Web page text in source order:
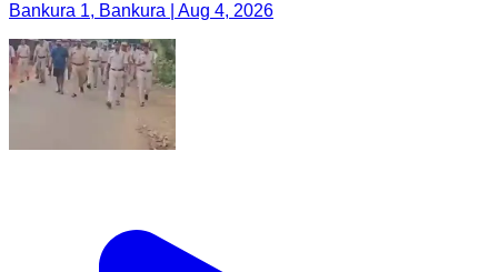
Bankura 1, Bankura | Aug 4, 2026